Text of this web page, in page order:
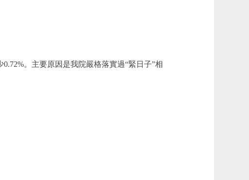
。主要原因是我院嚴格落實過“緊日子”相